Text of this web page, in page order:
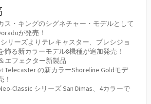
ス・キングのシグネチャー・モデルとして
が発売！
リーズよりテレキャスター、プレシジョ
飾る新カラーモデル8機種が追加発売！
エフェクター新製品
Telecaster の新カラーShoreline Goldモデ
！
Classic シリーズ San Dimas、4カラーで